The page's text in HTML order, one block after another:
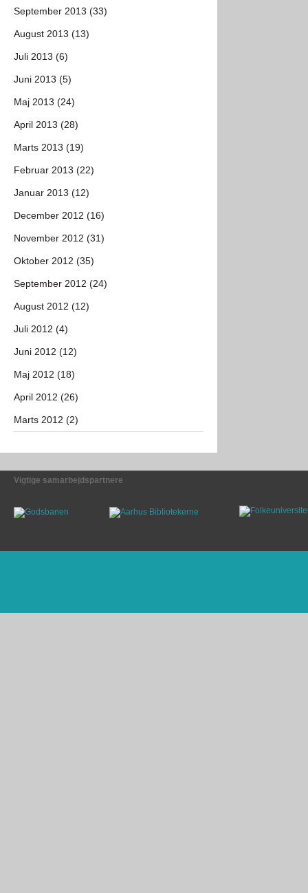
September 2013 (33)
August 2013 (13)
Juli 2013 (6)
Juni 2013 (5)
Maj 2013 (24)
April 2013 (28)
Marts 2013 (19)
Februar 2013 (22)
Januar 2013 (12)
December 2012 (16)
November 2012 (31)
Oktober 2012 (35)
September 2012 (24)
August 2012 (12)
Juli 2012 (4)
Juni 2012 (12)
Maj 2012 (18)
April 2012 (26)
Marts 2012 (2)
Vigtige samarbejdspartnere